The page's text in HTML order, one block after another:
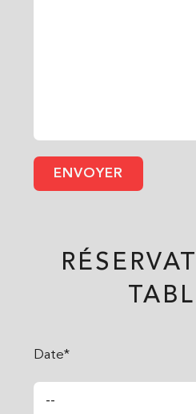
Date*